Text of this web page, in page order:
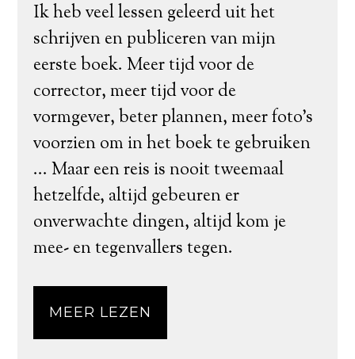
Ik heb veel lessen geleerd uit het
schrijven en publiceren van mijn
eerste boek. Meer tijd voor de
corrector, meer tijd voor de
vormgever, beter plannen, meer foto's
voorzien om in het boek te gebruiken
... Maar een reis is nooit tweemaal
hetzelfde, altijd gebeuren er
onverwachte dingen, altijd kom je
mee- en tegenvallers tegen.
MEER LEZEN